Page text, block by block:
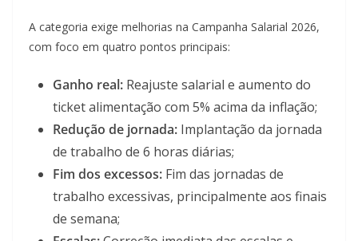
A categoria exige melhorias na Campanha Salarial 2026,
com foco em quatro pontos principais:
Ganho real: Reajuste salarial e aumento do
ticket alimentação com 5% acima da inflação;
Redução de jornada: Implantação da jornada
de trabalho de 6 horas diárias;
Fim dos excessos: Fim das jornadas de
trabalho excessivas, principalmente aos finais
de semana;